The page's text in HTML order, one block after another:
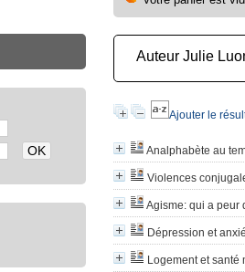
Auteur Julie
Ajouter le
Analphabète au
Violences
Agisme: qui a peur
Dépression et
Logement et santé